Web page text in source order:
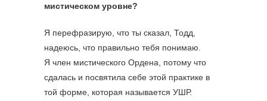
мистическом уровне?
Я перефразирую, что ты сказал, Тодд,
надеюсь, что правильно тебя понимаю.
Я член мистического Ордена, потому что
сдалась и посвятила себе этой практике в
той форме, которая называется УШР.